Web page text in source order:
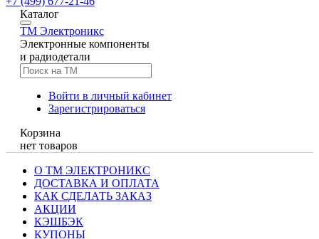
Каталог
TM Электроникс
Электронные компоненты
и радиодетали
Войти в личный кабинет
Зарегистрироваться
Корзина
нет товаров
О ТМ ЭЛЕКТРОНИКС
ДОСТАВКА И ОПЛАТА
КАК СДЕЛАТЬ ЗАКАЗ
АКЦИИ
КЭШБЭК
КУПОНЫ